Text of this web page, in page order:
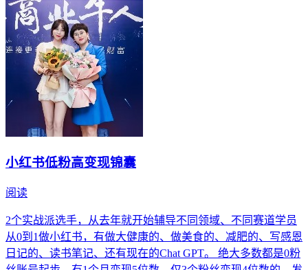
小红书低粉高变现锦囊
阅读
2个实战派选手，从去年就开始辅导不同领域、不同赛道学员
从0到1做小红书，有做大健康的、做美食的、减肥的、写感恩
日记的、读书笔记、还有现在的Chat GPT。 绝大多数都是0粉